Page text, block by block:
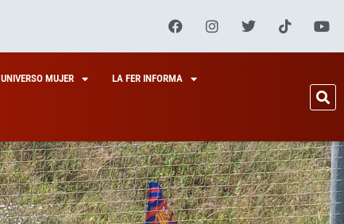
UNIVERSO MUJER LA FER INFORMA